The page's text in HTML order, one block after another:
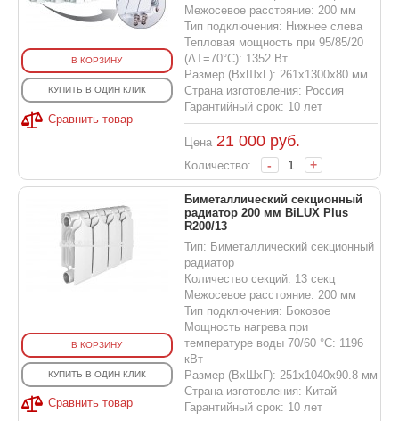
В КОРЗИНУ
КУПИТЬ В ОДИН КЛИК
Сравнить товар
Межосевое расстояние: 200 мм
Тип подключения: Нижнее слева
Тепловая мощность при 95/85/20
(ΔT=70°C): 1352 Вт
Размер (ВхШхГ): 261x1300x80 мм
Страна изготовления: Россия
Гарантийный срок: 10 лет
Цена 21 000руб.
Количество: - +
В КОРЗИНУ
КУПИТЬ В ОДИН КЛИК
Сравнить товар
Биметаллический секционный
радиатор 200 мм BiLUX Plus
R200/13
Тип: Биметаллический секционный
радиатор
Количество секций: 13 секц
Межосевое расстояние: 200 мм
Тип подключения: Боковое
Мощность нагрева при
температуре воды 70/60 °С: 1196
кВт
Размер (ВхШхГ): 251x1040x90.8 мм
Страна изготовления: Китай
Гарантийный срок: 10 лет